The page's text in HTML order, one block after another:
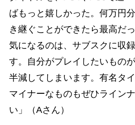
ばもっと嬉しかった。何万円
き継ぐことができたら最高だ
気になるのは、サブスクに収
す。自分がプレイしたいもの
半減してしまいます。有名タ
マイナーなものもぜひライン
い」（Aさん）